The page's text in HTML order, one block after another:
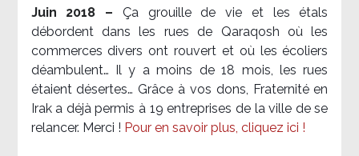
Juin 2018 – Ça grouille de vie et les étals
débordent dans les rues de Qaraqosh où les
commerces divers ont rouvert et où les écoliers
déambulent… Il y a moins de 18 mois, les rues
étaient désertes… Grâce à vos dons, Fraternité en
Irak a déjà permis à 19 entreprises de la ville de se
relancer. Merci ! Pour en savoir plus, cliquez ici !